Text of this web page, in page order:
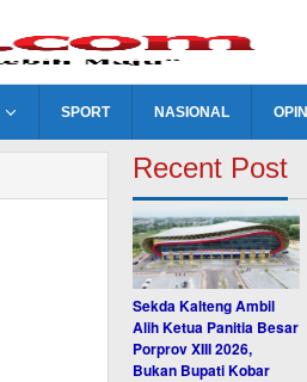
SPORT NASIONAL OPINI
Recent Post
Sekda Kalteng Ambil
Alih Ketua Panitia Besar
Porprov XIII 2026,
Bukan Bupati Kobar